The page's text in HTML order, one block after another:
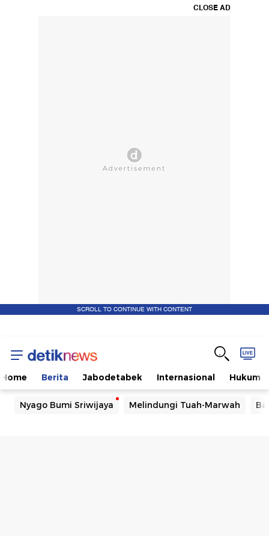
CLOSE AD
SCROLL TO CONTINUE WITH CONTENT
Home Berita Jabodetabek Internasional Hukum
Nyago Bumi Sriwijaya Melindungi Tuah-Marwah